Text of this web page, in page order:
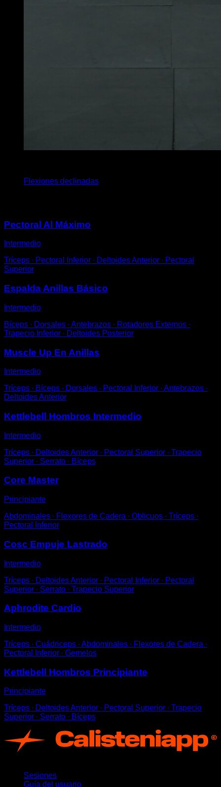
Flexiones declinadas
Pectoral Al Máximo
Intermedio
Tríceps ∙ Pectoral Inferior ∙ Deltoides Anterior ∙ Pectoral
Superior
Espalda Anillas Básico
Intermedio
Bíceps ∙ Dorsales ∙ Antebrazos ∙ Rotadores Externos ∙
Trapecio Inferior ∙ Deltoides Posterior
Muscle Up En Anillas
Intermedio
Tríceps ∙ Bíceps ∙ Dorsales ∙ Pectoral Inferior ∙ Antebrazos ∙
Deltoides Anterior
Kettlebell Hombros Intermedio
Intermedio
Tríceps ∙ Deltoides Anterior ∙ Pectoral Superior ∙ Trapecio
Superior ∙ Serrato ∙ Bíceps
Core Master
Principiante
Abdominales ∙ Flexores de Cadera ∙ Oblicuos ∙ Tríceps ∙
Pectoral Inferior
Cosc Empuje Lastrado
Intermedio
Tríceps ∙ Deltoides Anterior ∙ Pectoral Inferior ∙ Pectoral
Superior ∙ Serrato ∙ Trapecio Superior
Aphrodite Cardio
Intermedio
Tríceps ∙ Cuádriceps ∙ Abdominales ∙ Flexores de Cadera ∙
Pectoral Inferior ∙ Gemelos
Kettlebell Hombros Principiante
Principiante
Tríceps ∙ Deltoides Anterior ∙ Pectoral Superior ∙ Trapecio
Superior ∙ Serrato ∙ Bíceps
Sesiones
Guía del usuario